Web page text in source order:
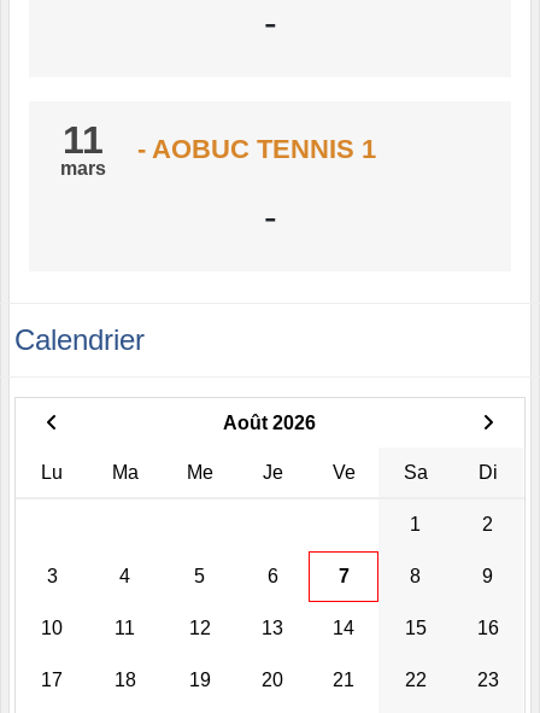
-
11
mars
- AOBUC TENNIS 1
-
Calendrier
Août 2026
Lu Ma Me Je Ve Sa Di
1 2
3 4 5 6 7 8 9
10 11 12 13 14 15 16
17 18 19 20 21 22 23